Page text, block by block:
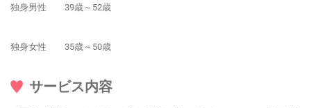
独身男性 39歳～52歳
独身女性 35歳～50歳
サービス内容